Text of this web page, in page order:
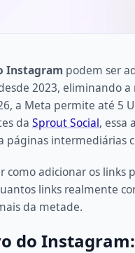
Instagram podem ser
2023, eliminando
a Meta permite até 5
da Sprout Social, essa
páginas intermediárias
como adicionar os links
links realmente
da metade.
do